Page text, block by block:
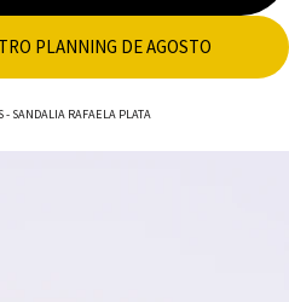
PLANNING DE AGOSTO
- SANDALIA RAFAELA PLATA